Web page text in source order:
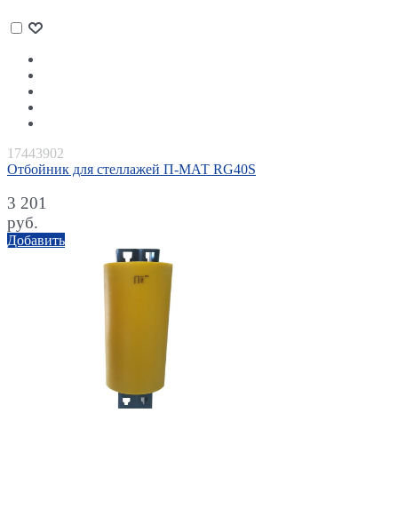
17443902
Отбойник для стеллажей П-МАТ RG40S
3 201
руб.
Добавить